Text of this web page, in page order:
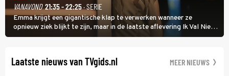
VANAVOND 21:35 - 22:25· SERIE
Emma krijgt een gigantische klap te verwerken wanneer ze
opnieuw ziek blijkt te zijn, maar in de laatste aflevering Ik Val Niet,
Ik Dans laat ze zien dat ze niet van plan is op te geven, zelfs als ze
Laatste nieuws van TVgids.nl MEER NIEUWS